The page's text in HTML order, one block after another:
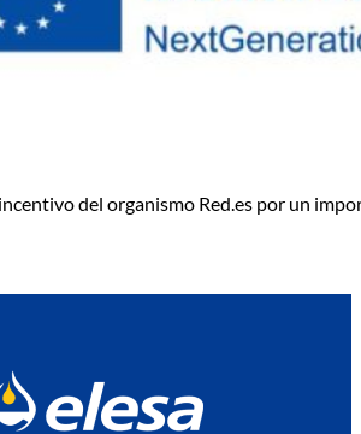
del organismo Red.es por un